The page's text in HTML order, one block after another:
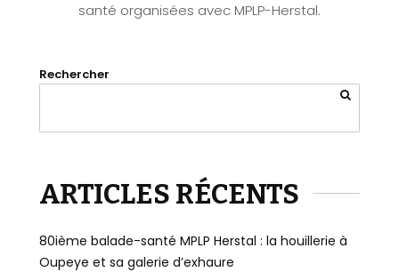
santé organisées avec MPLP-Herstal.
Rechercher
ARTICLES RÉCENTS
80ième balade-santé MPLP Herstal : la houillerie à
Oupeye et sa galerie d’exhaure